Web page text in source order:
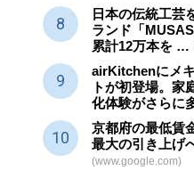
日本の伝統工芸
ランド「
累計12万本を …
airKitchenにメ
トが初登場。家
化体験がさらに
京都府の最低賃
最大の引き上げ
(www.google.com)